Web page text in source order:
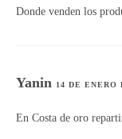
Donde venden los
Yanin 14 DE ENERO
En Costa de oro